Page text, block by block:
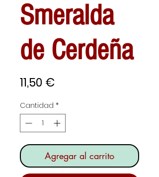
Smeralda
de Cerdeña
11,50 €
Cantidad *
Agregar al carrito